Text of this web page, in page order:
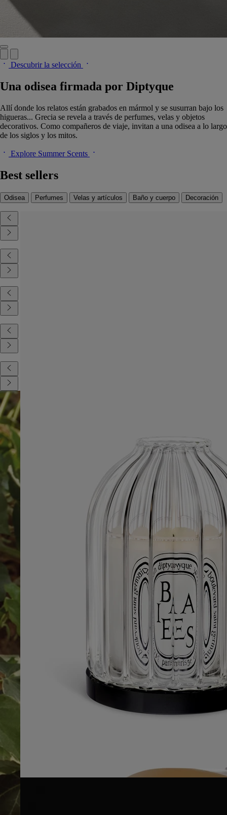
Descubrir la selección
Una odisea firmada por Diptyque
Allí donde los relatos están grabados en mármol y se susurran bajo los
higueras... Grecia se revela a través de perfumes, velas y objetos
decorativos. Como compañeros de viaje, invitan a una odisea a lo largo
de los siglos y los mitos.
Explore Summer Scents
Best sellers
Odisea Perfumes Velas y artículos Baño y cuerpo Decoración